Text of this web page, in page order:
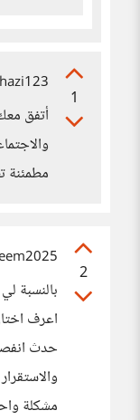
1
أتفق
مطمئنة
2
بالنسبة
اعرف
حدث
مشكلة